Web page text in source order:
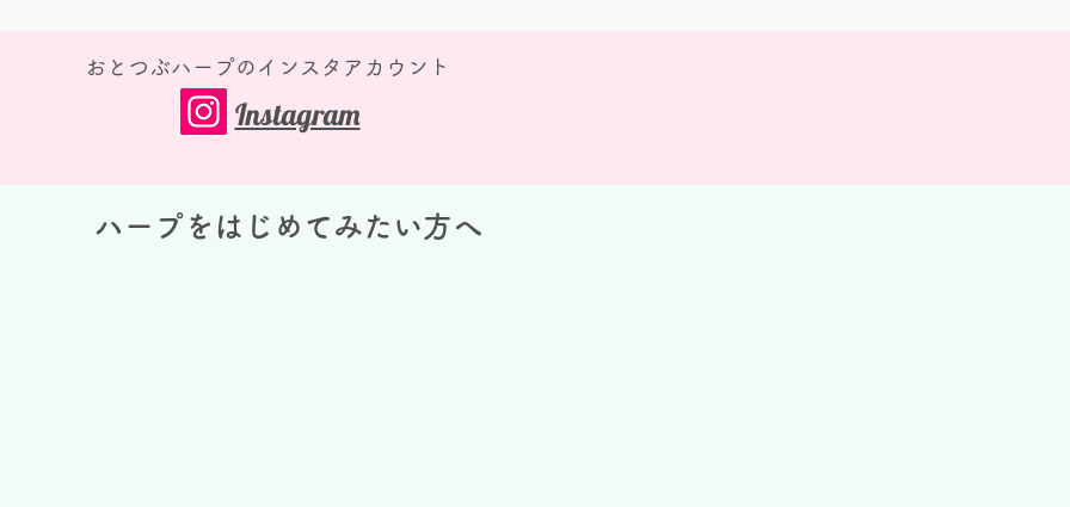
​おとつぶハープのインスタアカウント
Instagram
ハープをはじめてみたい方へ